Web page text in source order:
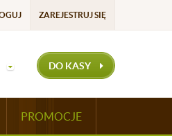
ZAREJESTRUJ SIĘ
DO KASY
PROMOCJE